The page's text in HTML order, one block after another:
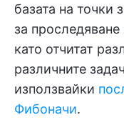
базата на точки
за
като отчитат
различните
използвайки
Фибоначи.